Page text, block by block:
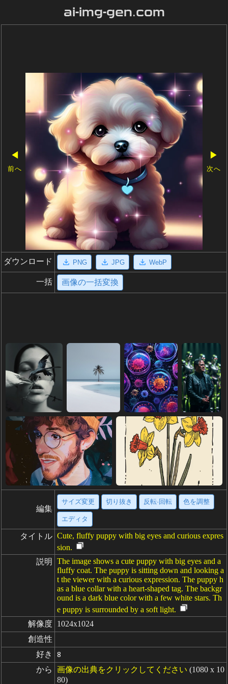
ai-img-gen.com
◀
前へ
▶
次へ
ダウンロード PNG JPG WebP
一括 画像の一括変換
編集
サイズ変更 切り抜き 反転·回転 色を調整
エディタ
タイトル Cute, fluffy puppy with big eyes and curious expres
sion.
説明
The image shows a cute puppy with big eyes and a
fluffy coat. The puppy is sitting down and looking a
t the viewer with a curious expression. The puppy h
as a blue collar with a heart-shaped tag. The backgr
ound is a dark blue color with a few white stars. Th
e puppy is surrounded by a soft light.
解像度 1024x1024
創造性
好き
8
から 画像の出典をクリックしてください (1080 x 10
80)